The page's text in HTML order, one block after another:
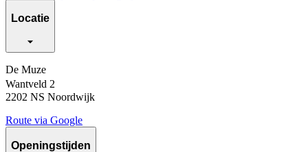
Locatie
De Muze
Wantveld 2
2202 NS Noordwijk
Route via Google
Openingstijden